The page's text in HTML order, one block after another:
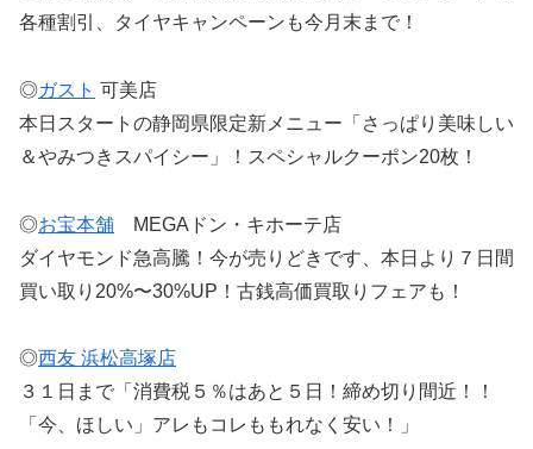
各種割引、タイヤキャンペーンも今月末まで！
◎ガスト 可美店
本日スタートの静岡県限定新メニュー「さっぱり美味しい
＆やみつきスパイシー」！スペシャルクーポン20枚！
◎お宝本舗 MEGAドン・キホーテ店
ダイヤモンド急高騰！今が売りどきです、本日より７日間
買い取り20%〜30%UP！古銭高価買取りフェアも！
◎西友 浜松高塚店
３１日まで「消費税５％はあと５日！締め切り間近！！
「今、ほしい」アレもコレももれなく安い！」